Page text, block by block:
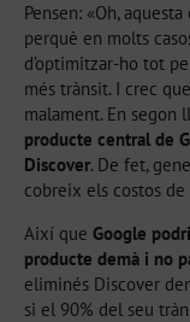
Pensen: «Oh,
perquè en molts
d’optimitzar-ho tot
més trànsit. I crec
malament. En segon
producte central de
Discover. De fet,
cobreix els costos
Així que Google
producte demà i no
eliminés Discover
si el 90% del seu